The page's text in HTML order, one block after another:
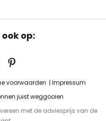
op:
voorwaarden
Impressum
juist weggooien
met de adviesprijs van de